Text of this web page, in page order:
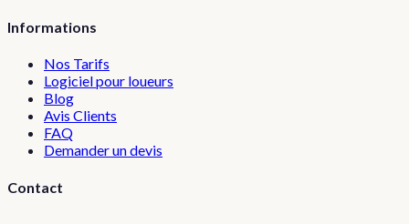
Informations
Nos Tarifs
Logiciel pour loueurs
Blog
Avis Clients
FAQ
Demander un devis
Contact